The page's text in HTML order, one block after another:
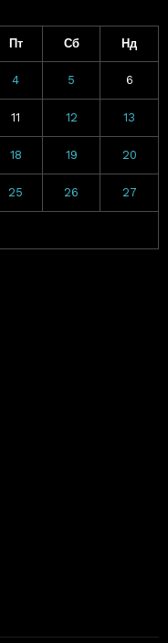
Пт Сб Нд
4 5 6
11 12 13
18 19 20
25 26 27